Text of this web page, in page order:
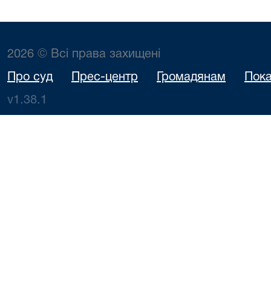
2026 © Всі права захищені
Про суд Прес-центр Громадянам
v1.38.1